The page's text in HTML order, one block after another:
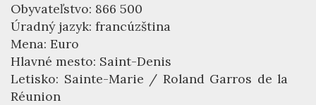
Obyvateľstvo: 866 500
Úradný jazyk: francúzština
Mena: Euro
Hlavné mesto: Saint-Denis
Letisko: Sainte-Marie / Roland Garros de la
Réunion